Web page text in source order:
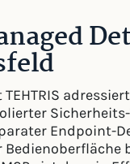
Endpoint-
Bedienoberfläche